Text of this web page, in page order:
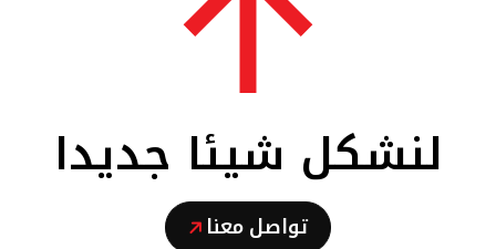
لنشكل شيئا جديدا
تواصل معنا